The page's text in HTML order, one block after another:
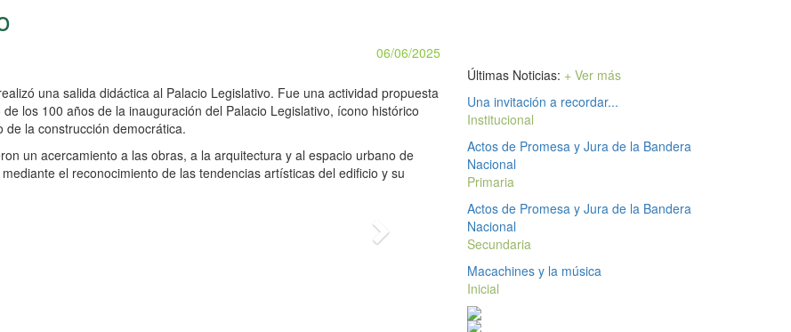
06/06/2025
una salida didáctica al Palacio Legislativo. Fue una actividad propuesta
los 100 años de la inauguración del Palacio Legislativo, ícono histórico
la construcción democrática.
un acercamiento a las obras, a la arquitectura y al espacio urbano de
el reconocimiento de las tendencias artísticas del edificio y su
Siguiente
Últimas Noticias: + Ver más
Una invitación a recordar...
Institucional
Actos de Promesa y Jura de la Bandera
Nacional
Primaria
Actos de Promesa y Jura de la Bandera
Nacional
Secundaria
Macachines y la música
Inicial